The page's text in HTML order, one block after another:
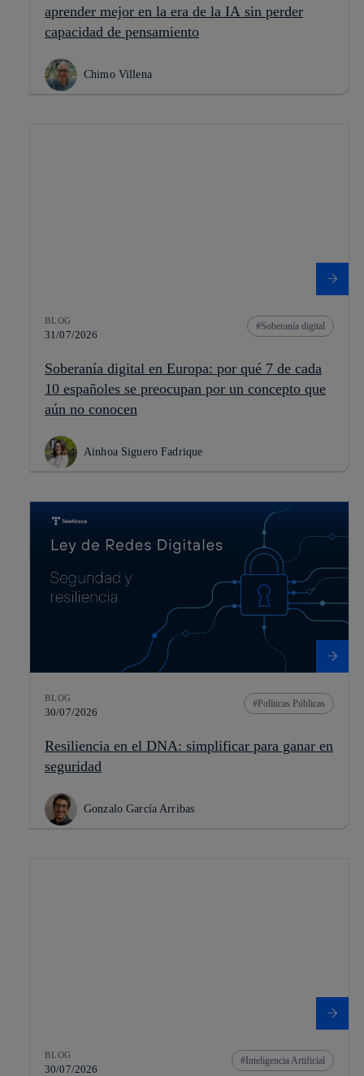
aprender mejor en la era de la IA sin perder
capacidad de pensamiento
Chimo Villena
BLOG
31/07/2026
Soberanía digital
Soberanía digital en Europa: por qué 7 de cada
10 españoles se preocupan por un concepto que
aún no conocen
Ainhoa Siguero Fadrique
BLOG
30/07/2026
Políticas Públicas
Resiliencia en el DNA: simplificar para ganar en
seguridad
Gonzalo García Arribas
BLOG
30/07/2026
Inteligencia Artificial